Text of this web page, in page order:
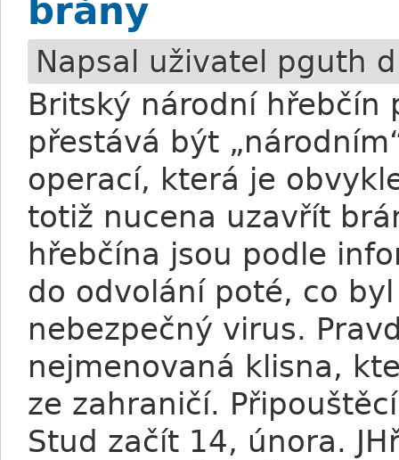
brány
Napsal uživatel pguth
Britský národní
přestává být
operací, která je
totiž nucena uzavřít
hřebčína jsou podle
do odvolání poté, co
nebezpečný virus.
nejmenovaná klisna,
ze zahraničí.
Stud začít 14, února.